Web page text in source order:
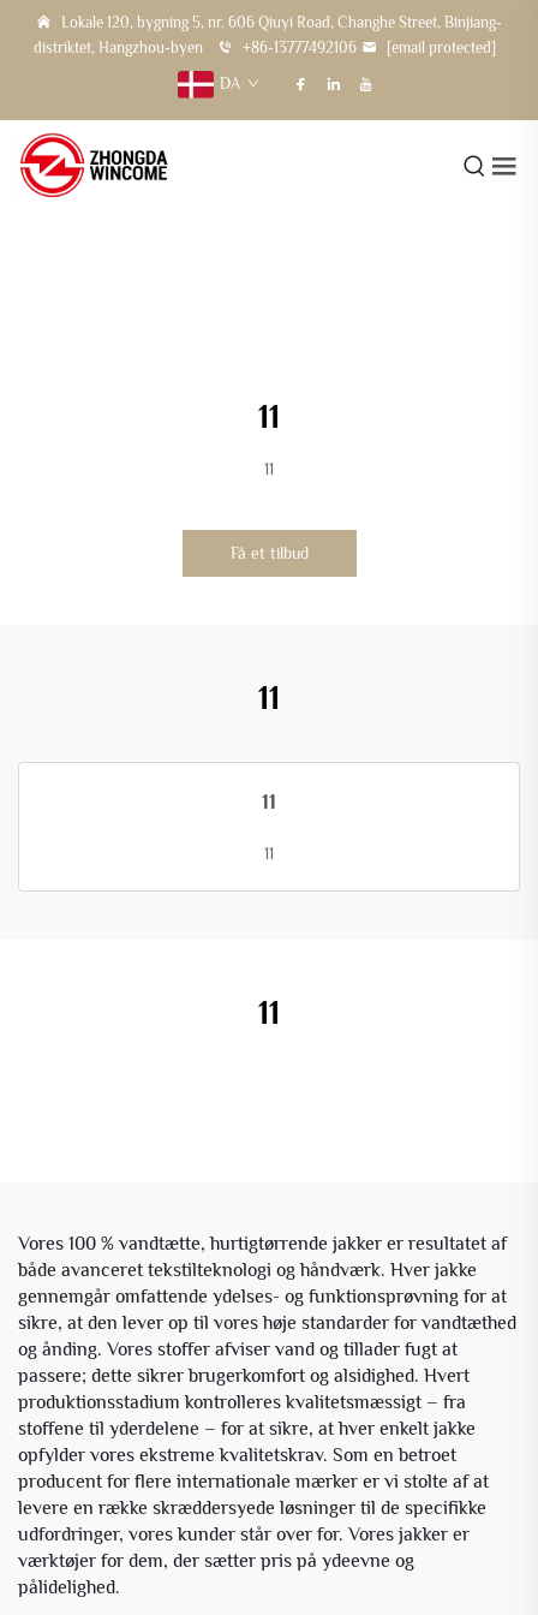
Lokale 120, bygning 5, nr. 606 Qiuyi Road, Changhe Street, Binjiang-
distriktet, Hangzhou-byen
+86-13777492106
[email protected]
DA
11
11
Få et tilbud
11
11
11
11
Vores 100 % vandtætte, hurtigtørrende jakker er resultatet af
både avanceret tekstilteknologi og håndværk. Hver jakke
gennemgår omfattende ydelses- og funktionsprøvning for at
sikre, at den lever op til vores høje standarder for vandtæthed
og ånding. Vores stoffer afviser vand og tillader fugt at
passere; dette sikrer brugerkomfort og alsidighed. Hvert
produktionsstadium kontrolleres kvalitetsmæssigt – fra
stoffene til yderdelene – for at sikre, at hver enkelt jakke
opfylder vores ekstreme kvalitetskrav. Som en betroet
producent for flere internationale mærker er vi stolte af at
levere en række skræddersyede løsninger til de specifikke
udfordringer, vores kunder står over for. Vores jakker er
værktøjer for dem, der sætter pris på ydeevne og
pålidelighed.